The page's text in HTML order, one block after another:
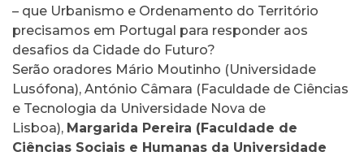
– que Urbanismo e Ordenamento do Território
precisamos em Portugal para responder aos
desafios da Cidade do Futuro?
Serão oradores Mário Moutinho (Universidade
Lusófona), António Câmara (Faculdade de Ciências
e Tecnologia da Universidade Nova de
Lisboa), Margarida Pereira (Faculdade de
Ciências Sociais e Humanas da Universidade